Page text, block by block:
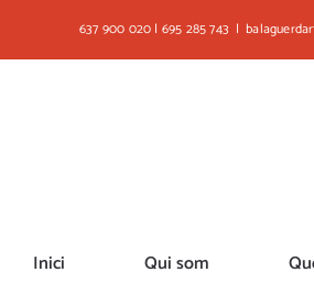
637 900 020 | 695 285 743 |
Inici Qui som